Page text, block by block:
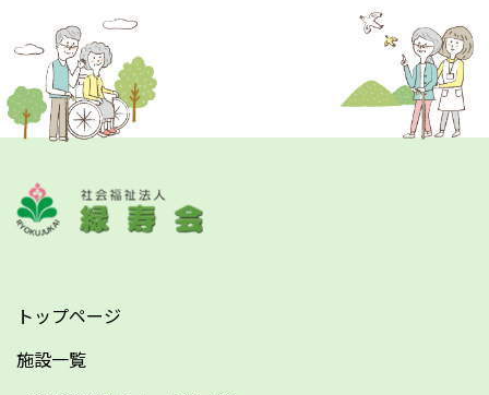
トップページ
施設一覧